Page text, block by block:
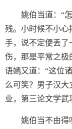
姚伯当道：“
残。小时候不小心
手，说不定便丢了
伤，那是平常之极
语嫣又道：“这位
么可笑？男子汉
业，第三论文学武
姚伯当不由得